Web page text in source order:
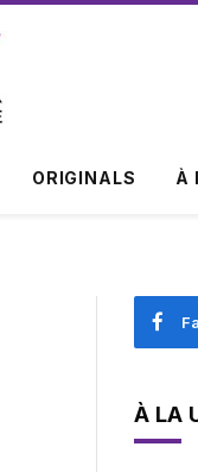
ORIGINALS À
À LA